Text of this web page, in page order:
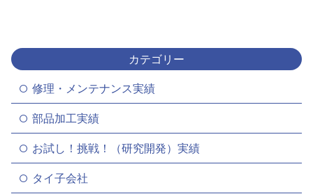
カテゴリー
修理・メンテナンス実績
部品加工実績
お試し！挑戦！（研究開発）実績
タイ子会社